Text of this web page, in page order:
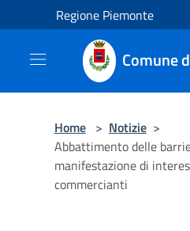
Salta al contenuto principale
Regione Piemonte
Comune
Home > Notizie >
Abbattimento delle
manifestazione di
commercianti